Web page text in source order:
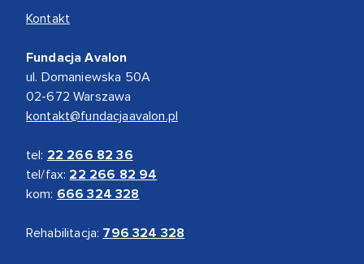
Kontakt
Fundacja Avalon
ul. Domaniewska 50A
02-672 Warszawa
kontakt@fundacjaavalon.pl
tel: 22 266 82 36
tel/fax: 22 266 82 94
kom: 666 324 328
Rehabilitacja: 796 324 328